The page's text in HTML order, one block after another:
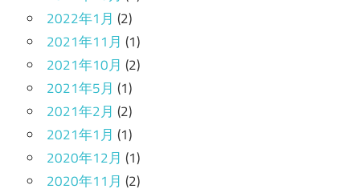
2022年1月 (2)
2021年11月 (1)
2021年10月 (2)
2021年5月 (1)
2021年2月 (2)
2021年1月 (1)
2020年12月 (1)
2020年11月 (2)